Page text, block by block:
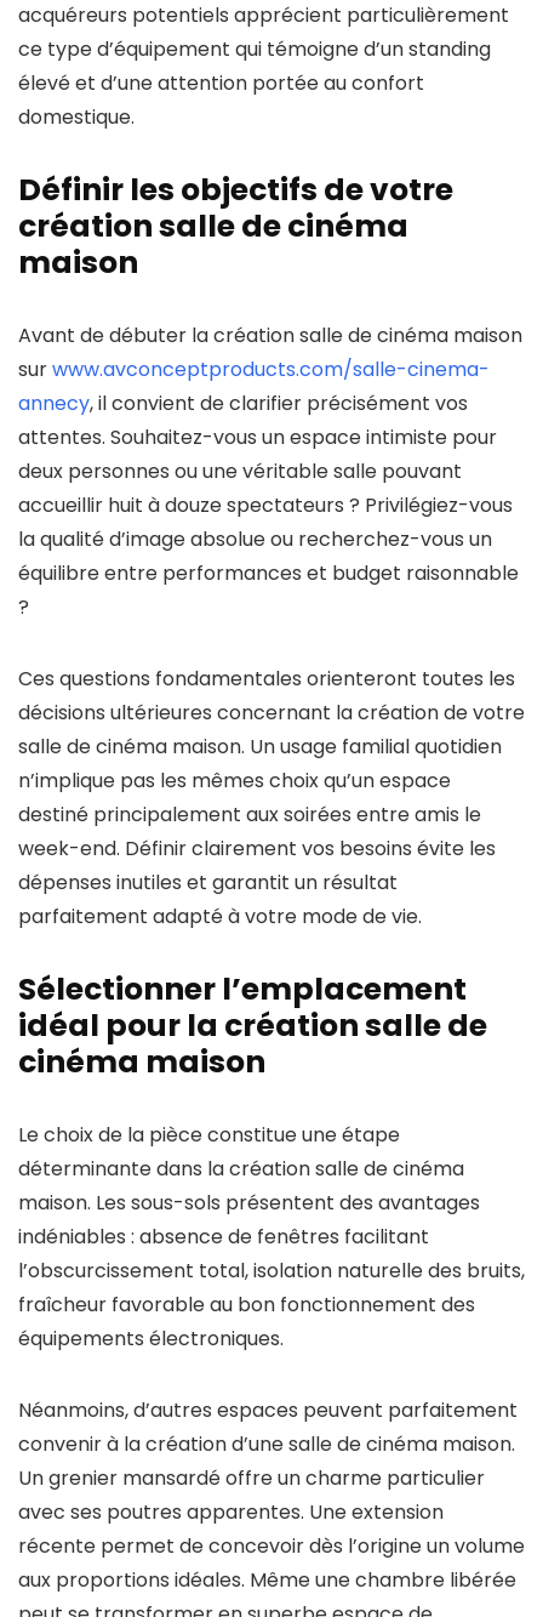
acquéreurs potentiels apprécient particulièrement
ce type d’équipement qui témoigne d’un standing
élevé et d’une attention portée au confort
domestique.
Définir les objectifs de votre
création salle de cinéma
maison
Avant de débuter la création salle de cinéma maison
surwww.avconceptproducts.com/salle-cinema-
annecy, il convient de clarifier précisément vos
attentes. Souhaitez-vous un espace intimiste pour
deux personnes ou une véritable salle pouvant
accueillir huit à douze spectateurs ? Privilégiez-vous
la qualité d’image absolue ou recherchez-vous un
équilibre entre performances et budget raisonnable
?
Ces questions fondamentales orienteront toutes les
décisions ultérieures concernant la création de votre
salle de cinéma maison. Un usage familial quotidien
n’implique pas les mêmes choix qu’un espace
destiné principalement aux soirées entre amis le
week-end. Définir clairement vos besoins évite les
dépenses inutiles et garantit un résultat
parfaitement adapté à votre mode de vie.
Sélectionner l’emplacement
idéal pour la création salle de
cinéma maison
Le choix de la pièce constitue une étape
déterminante dans la création salle de cinéma
maison. Les sous-sols présentent des avantages
indéniables : absence de fenêtres facilitant
l’obscurcissement total, isolation naturelle des bruits,
fraîcheur favorable au bon fonctionnement des
équipements électroniques.
Néanmoins, d’autres espaces peuvent parfaitement
convenir à la création d’une salle de cinéma maison.
Un grenier mansardé offre un charme particulier
avec ses poutres apparentes. Une extension
récente permet de concevoir dès l’origine un volume
aux proportions idéales. Même une chambre libérée